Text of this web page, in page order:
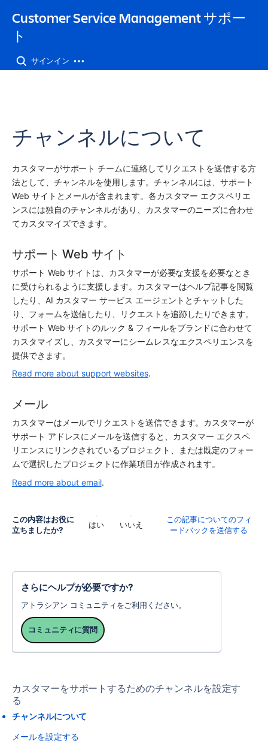
Customer Service Management サポー
ト
サインイン
チャンネルについて
カスタマーがサポート チームに連絡してリクエストを送信する方
法として、チャンネルを使用します。チャンネルには、サポート
Web サイトとメールが含まれます。各カスタマー エクスペリエ
ンスには独自のチャンネルがあり、カスタマーのニーズに合わせ
てカスタマイズできます。
サポート Web サイト
サポート Web サイトは、カスタマーが必要な支援を必要なとき
に受けられるように支援します。カスタマーはヘルプ記事を閲覧
したり、AI カスタマー サービス エージェントとチャットした
り、フォームを送信したり、リクエストを追跡したりできます。
サポート Web サイトのルック & フィールをブランドに合わせて
カスタマイズし、カスタマーにシームレスなエクスペリエンスを
提供できます。
Read more about support websites.
メール
カスタマーはメールでリクエストを送信できます。カスタマーが
サポート アドレスにメールを送信すると、カスタマー エクスペ
リエンスにリンクされているプロジェクト、または既定のフォー
ムで選択したプロジェクトに作業項目が作成されます。
Read more about email.
この内容はお役に
立ちましたか?
はい いいえ
この記事についてのフィ
ードバックを送信する
さらにヘルプが必要ですか?
アトラシアン コミュニティをご利用ください。
コミュニティに質問
カスタマーをサポートするためのチャンネルを設定す
る
チャンネルについて
メールを設定する